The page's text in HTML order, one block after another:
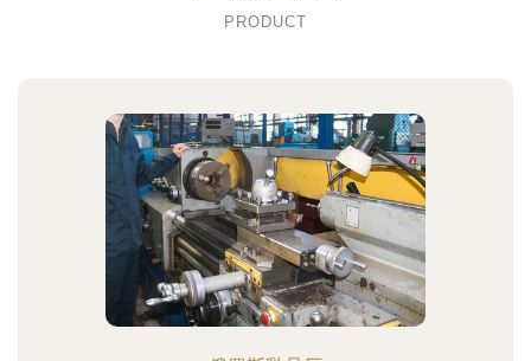
PRODUCT